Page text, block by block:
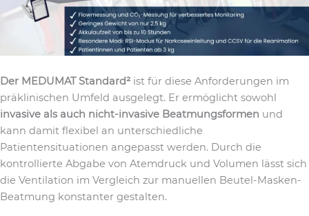
Der MEDUMAT Standard² ist für diese Anforderungen im
präklinischen Umfeld ausgelegt. Er ermöglicht sowohl
invasive als auch nicht-invasive Beatmungsformen und
kann damit flexibel an unterschiedliche
Patientensituationen angepasst werden. Durch die
kontrollierte Abgabe von Atemdruck und Volumen lässt sich
die Ventilation im Vergleich zur manuellen Beutel-Masken-
Beatmung konstanter gestalten.